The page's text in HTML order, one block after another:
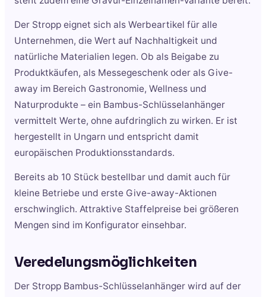
Der Stropp eignet sich als Werbeartikel für alle
Unternehmen, die Wert auf Nachhaltigkeit und
natürliche Materialien legen. Ob als Beigabe zu
Produktkäufen, als Messegeschenk oder als Give-
away im Bereich Gastronomie, Wellness und
Naturprodukte – ein Bambus-Schlüsselanhänger
vermittelt Werte, ohne aufdringlich zu wirken. Er ist
hergestellt in Ungarn und entspricht damit
europäischen Produktionsstandards.
Bereits ab 10 Stück bestellbar und damit auch für
kleine Betriebe und erste Give-away-Aktionen
erschwinglich. Attraktive Staffelpreise bei größeren
Mengen sind im Konfigurator einsehbar.
Veredelungsmöglichkeiten
Der Stropp Bambus-Schlüsselanhänger wird auf der